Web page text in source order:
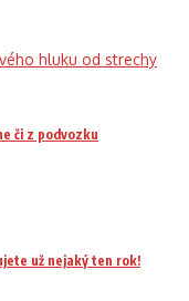
či z podvozku
už nejaký ten rok!